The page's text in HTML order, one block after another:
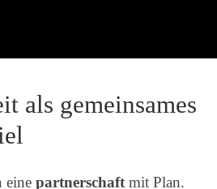
als gemeinsames
eine partnerschaftmit Plan.